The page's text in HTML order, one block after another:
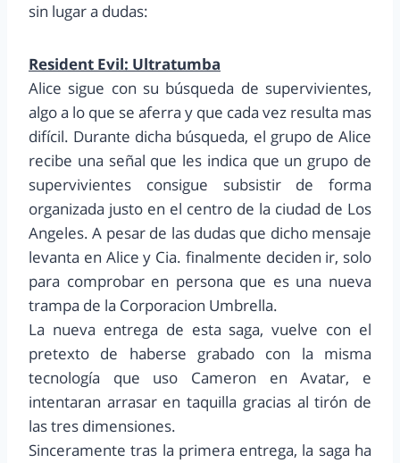
sin lugar a dudas:
Resident Evil: Ultratumba
Alice sigue con su búsqueda de supervivientes,
algo a lo que se aferra y que cada vez resulta mas
difícil. Durante dicha búsqueda, el grupo de Alice
recibe una señal que les indica que un grupo de
supervivientes consigue subsistir de forma
organizada justo en el centro de la ciudad de Los
Angeles. A pesar de las dudas que dicho mensaje
levanta en Alice y Cia. finalmente deciden ir, solo
para comprobar en persona que es una nueva
trampa de la Corporacion Umbrella.
La nueva entrega de esta saga, vuelve con el
pretexto de haberse grabado con la misma
tecnología que uso Cameron en Avatar, e
intentaran arrasar en taquilla gracias al tirón de
las tres dimensiones.
Sinceramente tras la primera entrega, la saga ha